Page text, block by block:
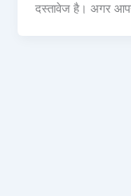
दस्तावेज है। अगर